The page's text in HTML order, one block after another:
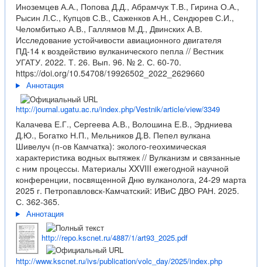
Иноземцев А.А., Попова Д.Д., Абрамчук Т.В., Гирина О.А.,
Рысин Л.С., Купцов С.В., Саженков А.Н., Сендюрев С.И.,
Челомбитько А.В., Галлямов М.Д., Двинских А.В.
Исследование устойчивости авиационного двигателя
ПД-14 к воздействию вулканического пепла // Вестник
УГАТУ. 2022. Т. 26. Вып. 96. № 2. С. 60-70.
https://doi.org/10.54708/19926502_2022_2629660
Аннотация
http://journal.ugatu.ac.ru/index.php/Vestnik/article/view/3349
Калачева Е.Г., Сергеева А.В., Волошина Е.В., Эрдниева
Д.Ю., Богатко Н.П., Мельников Д.В. Пепел вулкана
Шивелуч (п-ов Камчатка): эколого-геохимическая
характеристика водных вытяжек // Вулканизм и связанные
с ним процессы. Материалы XXVIII ежегодной научной
конференции, посвященной Дню вулканолога, 24-29 марта
2025 г. Петропавловск-Камчатский: ИВиС ДВО РАН. 2025.
С. 362-365.
Аннотация
http://repo.kscnet.ru/4887/1/art93_2025.pdf
http://www.kscnet.ru/ivs/publication/volc_day/2025/index.php